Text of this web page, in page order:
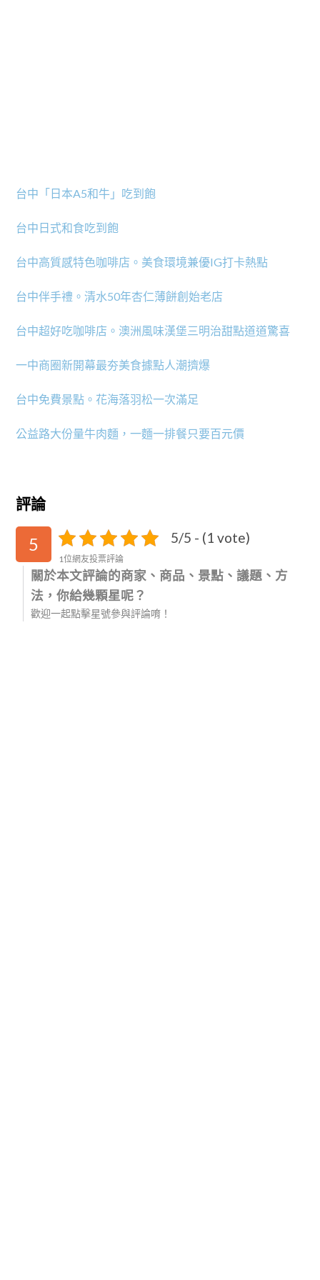
台中「日本A5和牛」吃到飽
台中日式和食吃到飽
台中高質感特色咖啡店。美食環境兼優IG打卡熱點
台中伴手禮。清水50年杏仁薄餅創始老店
台中超好吃咖啡店。澳洲風味漢堡三明治甜點道道驚喜
一中商圈新開幕最夯美食據點人潮擠爆
台中免費景點。花海落羽松一次滿足
公益路大份量牛肉麵，一麵一排餐只要百元價
評論
5 5/5 - (1 vote)
1位網友投票評論
關於本文評論的商家、商品、景點、議題、方
法，你給幾顆星呢？
歡迎一起點擊星號參與評論唷！